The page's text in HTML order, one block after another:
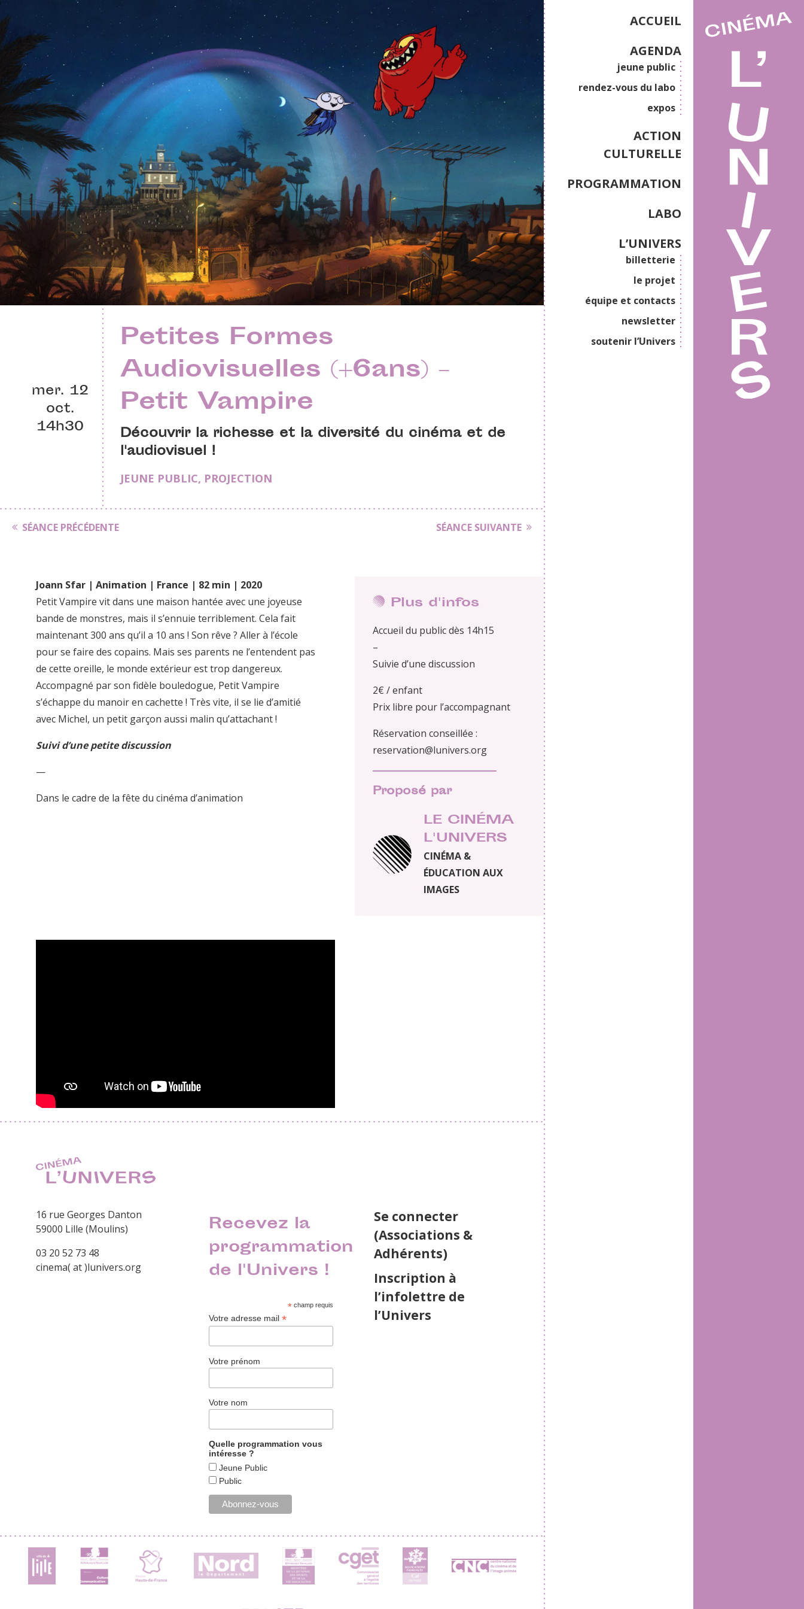
ACCUEIL
AGENDA
jeune public
rendez-vous du labo
expos
ACTION
CULTURELLE
PROGRAMMATION
LABO
L’UNIVERS
billetterie
le projet
équipe et contacts
newsletter
soutenir l’Univers
mer. 12
oct.
14h30
Petites Formes
Audiovisuelles (+6ans) –
Petit Vampire
Découvrir la richesse et la diversité du cinéma et de
l'audiovisuel !
JEUNE PUBLIC, PROJECTION
SÉANCE PRÉCÉDENTE SÉANCE SUIVANTE
Plus d'infos
Accueil du public dès 14h15
–
Suivie d’une discussion
2€ / enfant
Prix libre pour l’accompagnant
Réservation conseillée :
reservation@lunivers.org
Proposé par
LE CINÉMA
L'UNIVERS
CINÉMA &
ÉDUCATION AUX
IMAGES
Joann Sfar | Animation | France | 82 min | 2020
Petit Vampire vit dans une maison hantée avec une joyeuse
bande de monstres, mais il s’ennuie terriblement. Cela fait
maintenant 300 ans qu’il a 10 ans ! Son rêve ? Aller à l’école
pour se faire des copains. Mais ses parents ne l’entendent pas
de cette oreille, le monde extérieur est trop dangereux.
Accompagné par son fidèle bouledogue, Petit Vampire
s’échappe du manoir en cachette ! Très vite, il se lie d’amitié
avec Michel, un petit garçon aussi malin qu’attachant !
Suivi d’une petite discussion
—
Dans le cadre de la fête du cinéma d’animation
16 rue Georges Danton
59000 Lille (Moulins)
03 20 52 73 48
cinema( at )lunivers.org
Recevez la
programmation
de l'Univers !
*champ requis
Votre adresse mail*
Votre prénom
Votre nom
Quelle programmation vous
intéresse ?
Jeune Public
Public
Se connecter
(Associations &
Adhérents)
Inscription à
l’infolettre de
l’Univers